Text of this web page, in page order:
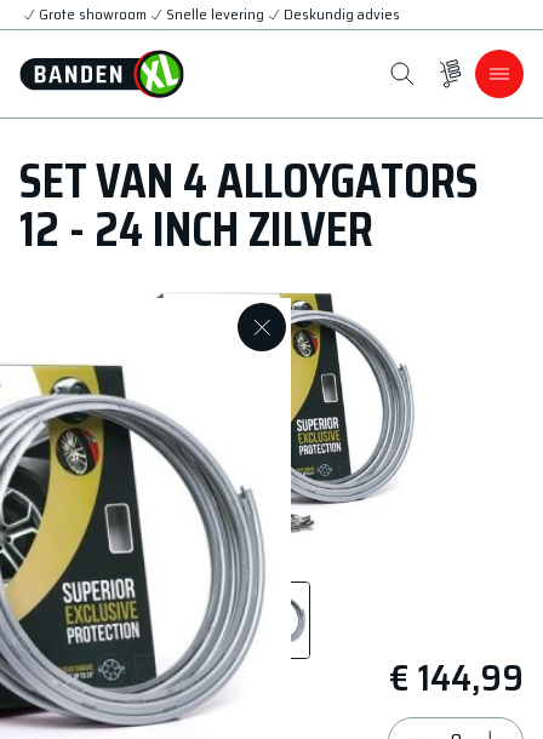
Grote showroom Snelle levering Deskundig advies
SET VAN 4 ALLOYGATORS
12 - 24 INCH ZILVER
€ 144,99